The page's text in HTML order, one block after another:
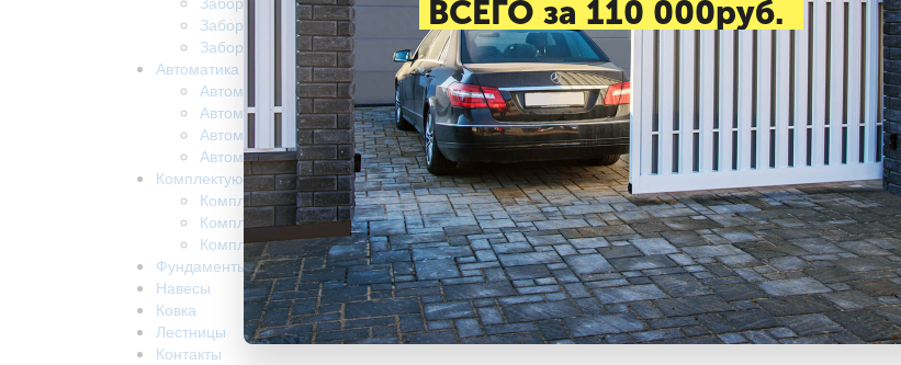
Забор на винтовых сваях
Заборы забивные
Автоматика
Автоматика для ворот came
Автоматика для откатных ворот nice
Автоматика Doorhan
Автоматика R-Tech
Комплектующие
Комплектующие КАВ
Комплектующие Alutech
Комплектующие Ролтэк
Фундаменты
Навесы
Ковка
Лестницы
Контакты
ВСЕГО за 110 000руб.